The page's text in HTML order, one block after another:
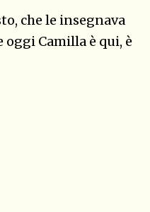
che le insegnava
Camilla è qui, è